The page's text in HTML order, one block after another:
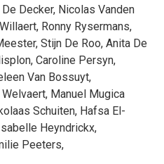
De Decker, Nicolas Vanden
Willaert, Ronny Rysermans,
, Stijn De Roo, Anita De
, Caroline Persyn,
Van Bossuyt,
Welvaert, Manuel Mugica
Schuiten, Hafsa El-
Heyndrickx,
Peeters,